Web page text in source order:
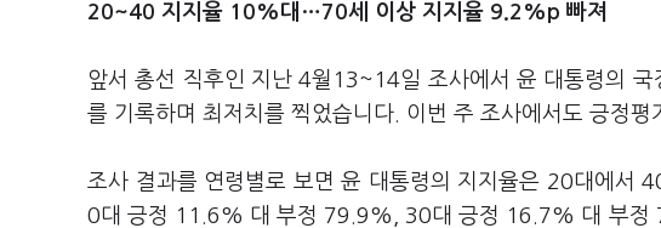
20~40 지지율 10%대…70세 이상 지지율 9.2%p 빠져
앞서 총선 직후인 지난 4월13~14일 조사에서 윤 대통령의
를 기록하며 최저치를 찍었습니다. 이번 주 조사에서도 긍정
조사 결과를 연령별로 보면 윤 대통령의 지지율은 20대에
0대 긍정 11.6% 대 부정 79.9%, 30대 긍정 16.7% 대 부